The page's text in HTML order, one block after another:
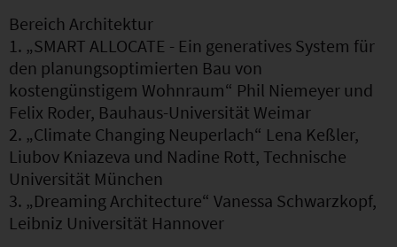
Bereich Architektur
1. „SMART ALLOCATE - Ein generatives System für
den planungsoptimierten Bau von
kostengünstigem Wohnraum“ Phil Niemeyer und
Felix Roder, Bauhaus-Universität Weimar
2. „Climate Changing Neuperlach“ Lena Keßler,
Liubov Kniazeva und Nadine Rott, Technische
Universität München
3. „Dreaming Architecture“ Vanessa Schwarzkopf,
Leibniz Universität Hannover